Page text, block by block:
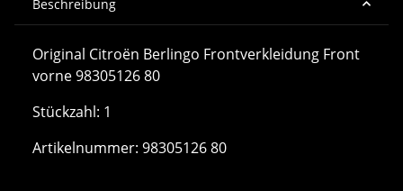
Beschreibung
Original Citroën Berlingo Frontverkleidung Front
vorne 98305126 80
Stückzahl: 1
Artikelnummer: 98305126 80